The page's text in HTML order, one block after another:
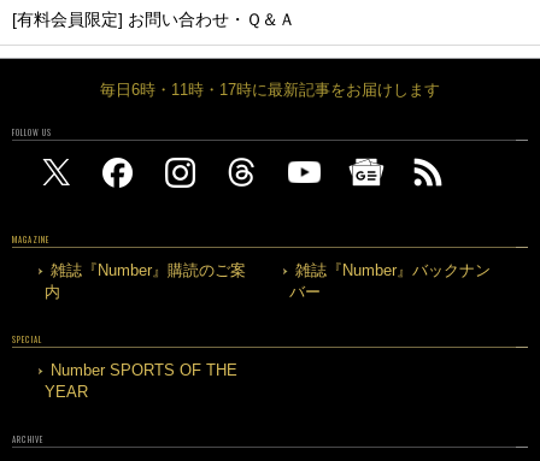
[有料会員限定] お問い合わせ・Ｑ＆Ａ
毎日6時・11時・17時に最新記事をお届けします
FOLLOW US
MAGAZINE
雑誌『Number』購読のご案
内
雑誌『Number』バックナン
バー
SPECIAL
Number SPORTS OF THE
YEAR
ARCHIVE